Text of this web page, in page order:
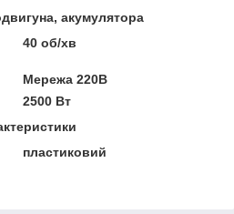
акумулятора
40 об/хв
Мережа 220В
2500 Вт
пластиковий